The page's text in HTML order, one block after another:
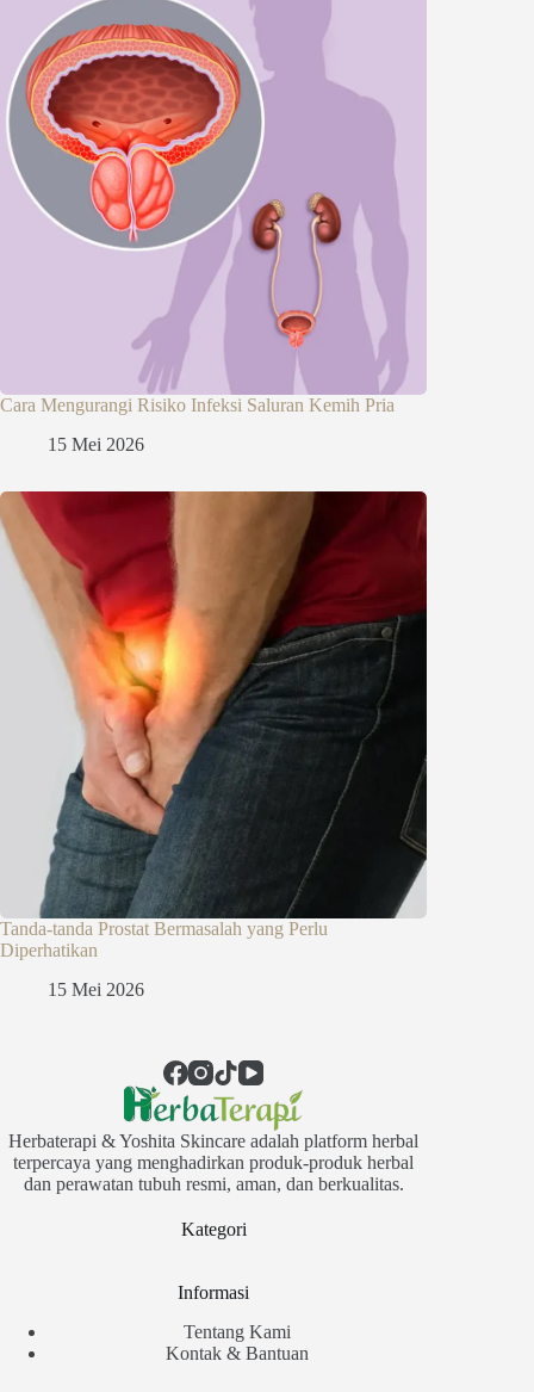
Cara Mengurangi Risiko Infeksi Saluran Kemih Pria
15 Mei 2026
Tanda-tanda Prostat Bermasalah yang Perlu
Diperhatikan
15 Mei 2026
Herbaterapi & Yoshita Skincare adalah platform herbal
terpercaya yang menghadirkan produk-produk herbal
dan perawatan tubuh resmi, aman, dan berkualitas.
Kategori
Informasi
Tentang Kami
Kontak & Bantuan